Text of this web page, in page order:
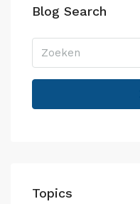
Blog Search
Topics